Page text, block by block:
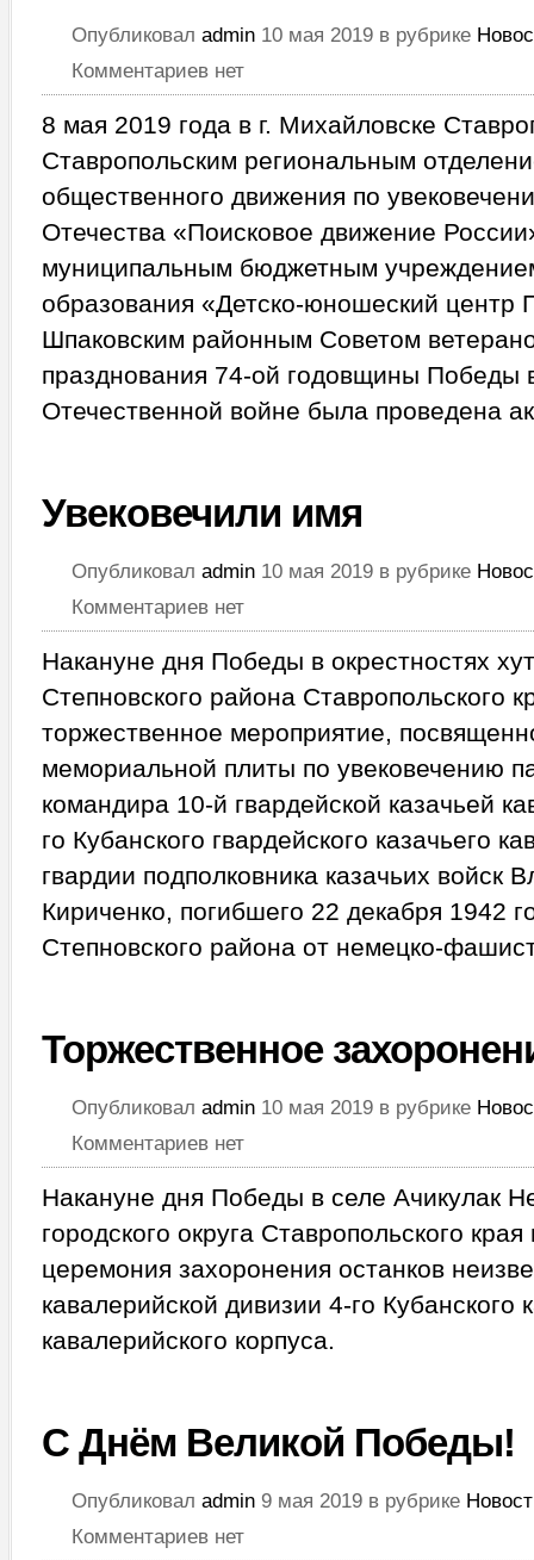
Опубликовал admin 10 мая 2019 в рубрике
Комментариев нет
8 мая 2019 года в г. Михайловске
Ставропольским региональным
общественного движения по
Отечества «Поисковое движение
муниципальным бюджетным
образования «Детско-юношеский центр
Шпаковским районным Советом
празднования 74-ой годовщины Победы
Отечественной войне была проведена
Увековечили имя
Опубликовал admin 10 мая 2019 в рубрике
Комментариев нет
Накануне дня Победы в окрестностях
Степновского района Ставропольского
торжественное мероприятие,
мемориальной плиты по увековечению
командира 10-й гвардейской казачьей
го Кубанского гвардейского казачьего
гвардии подполковника казачьих войск
Кириченко, погибшего 22 декабря 1942
Степновского района от немецко-
Торжественное
Опубликовал admin 10 мая 2019 в рубрике
Комментариев нет
Накануне дня Победы в селе Ачикулак
городского округа Ставропольского
церемония захоронения останков
кавалерийской дивизии 4-го Кубанского
кавалерийского корпуса.
С Днём Великой Победы!
Опубликовал admin 9 мая 2019 в рубрике
Комментариев нет